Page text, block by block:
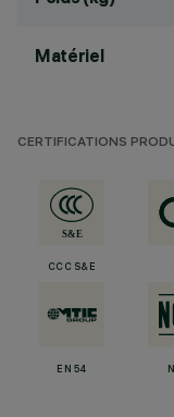
Matériel
CERTIFICATIONS
CCC S&E
EN 54